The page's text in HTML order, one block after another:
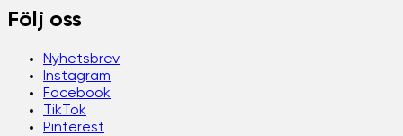
Följ oss
Nyhetsbrev
Instagram
Facebook
TikTok
Pinterest